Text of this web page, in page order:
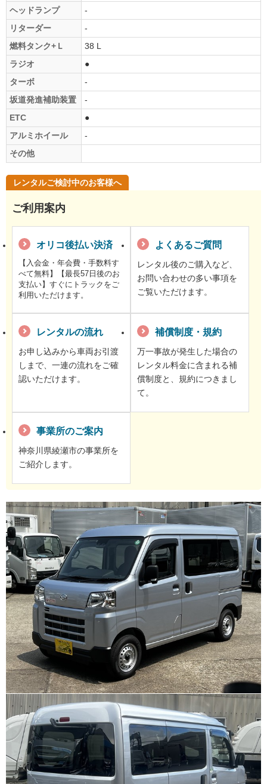
ヘッドランプ
-
リターダー
-
燃料タンク+Ｌ
38 L
ラジオ
●
ターボ
-
坂道発進補助装置
-
ETC
●
アルミホイール
-
その他
レンタルご検討中のお客様へ
ご利用案内
オリコ後払い決済
【入会金・年会費・手数料す
べて無料】【最長57日後のお
支払い】すぐにトラックをご
利用いただけます。
よくあるご質問
レンタル後のご購入など、
お問い合わせの多い事項を
ご覧いただけます。
レンタルの流れ
お申し込みから車両お引渡
しまで、一連の流れをご確
認いただけます。
補償制度・規約
万一事故が発生した場合の
レンタル料金に含まれる補
償制度と、規約につきまし
て。
事業所のご案内
神奈川県綾瀬市の事業所を
ご紹介します。